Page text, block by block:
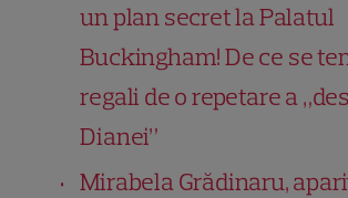
un plan secret la Palatul
Buckingham! De ce se
regali de o repetare a
Dianei”
Mirabela Grădinaru,